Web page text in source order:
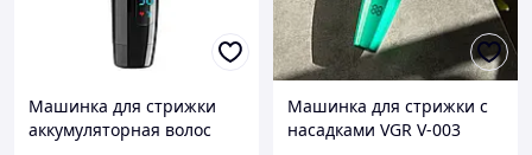
Машинка для стрижки
аккумуляторная волос
Машинка для стрижки с
насадками VGR V-003